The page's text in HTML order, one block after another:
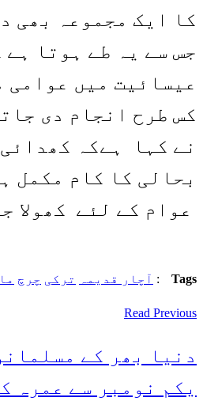
کا ایک مجموعہ بھی
جس سے یہ طے ہوتا ہے
عیسائیت میں عوامی
کس طرح انجام دی
نے کہا ہےکہ کھدائی
بحالی کا کام مکمل
عوام کے لئے کھولا
Tags
: آچار قدیمہ ترکی چرچ
Read Previous
دنیا بھر کے
یکم نومبر سے عمرہ